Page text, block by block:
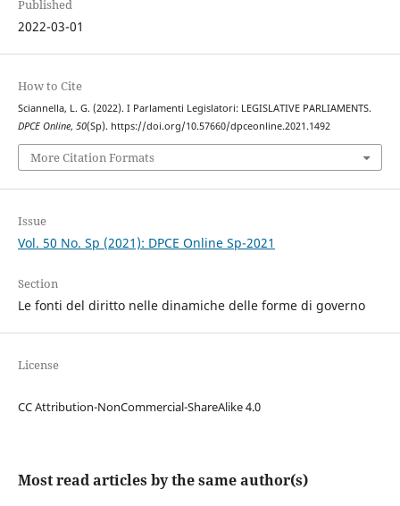
Published
2022-03-01
How to Cite
Sciannella, L. G. (2022). I Parlamenti Legislatori: LEGISLATIVE PARLIAMENTS.
DPCE Online, 50(Sp). https://doi.org/10.57660/dpceonline.2021.1492
More Citation Formats
Issue
Vol. 50 No. Sp (2021): DPCE Online Sp-2021
Section
Le fonti del diritto nelle dinamiche delle forme di governo
License
CC Attribution-NonCommercial-ShareAlike 4.0
Most read articles by the same author(s)